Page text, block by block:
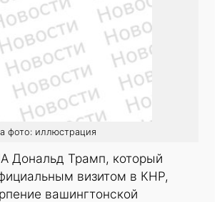
фото: иллюстрация
Дональд Трамп, который
визитом в КНР,
вашингтонской